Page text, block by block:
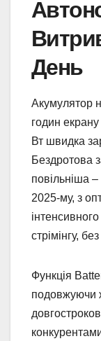
День
Акумулятор
годин
Вт швидка
Бездротова
повільніша –
2025-му, з
стрімінгу,
Функція
подовжуючи